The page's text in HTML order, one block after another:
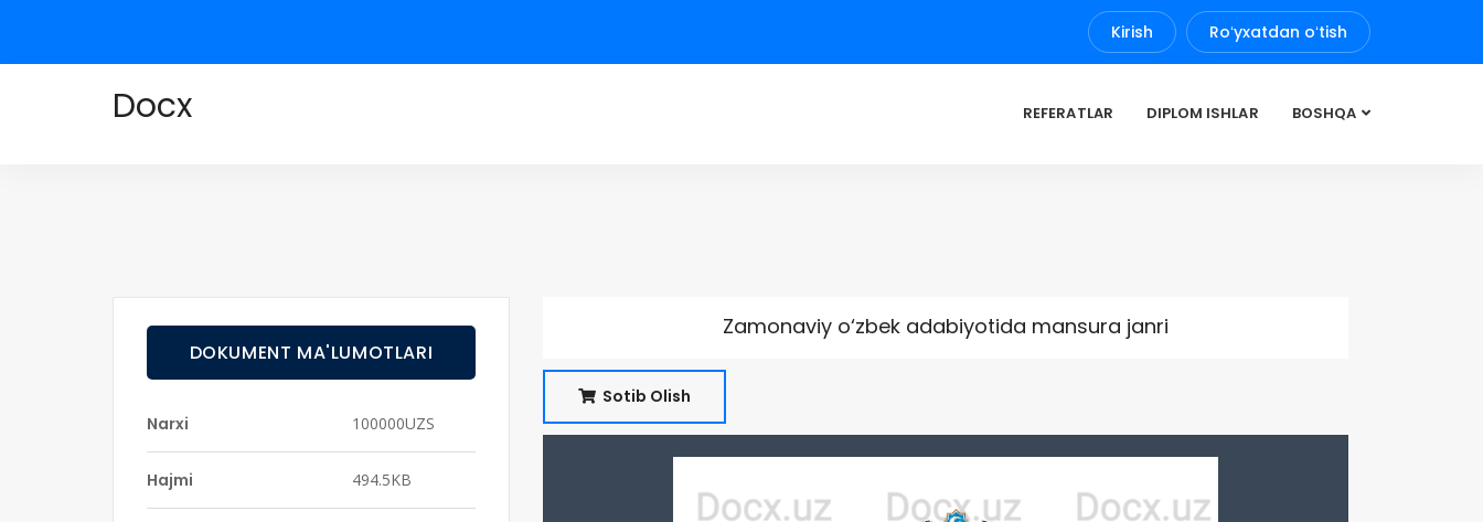
Kirish Roʻyxatdan oʻtish
Docx REFERATLAR DIPLOM ISHLAR BOSHQA
DOKUMENT MA'LUMOTLARI
Narxi 100000UZS
Hajmi 494.5KB
Zamonaviy o‘zbek adabiyotida mansura janri
Sotib Olish